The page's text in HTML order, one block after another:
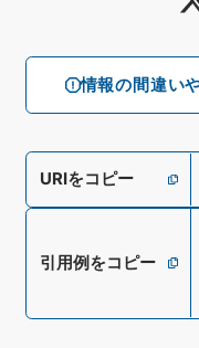
情報の間違い
URIをコピー
引用例をコピー